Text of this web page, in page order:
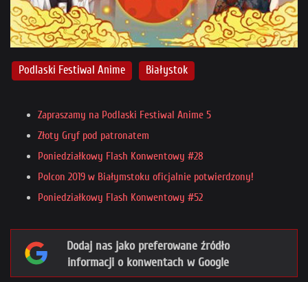
Podlaski Festiwal Anime Białystok
Zapraszamy na Podlaski Festiwal Anime 5
Złoty Gryf pod patronatem
Poniedziałkowy Flash Konwentowy #28
Polcon 2019 w Białymstoku oficjalnie potwierdzony!
Poniedziałkowy Flash Konwentowy #52
Dodaj nas jako preferowane źródło
informacji o konwentach w Google